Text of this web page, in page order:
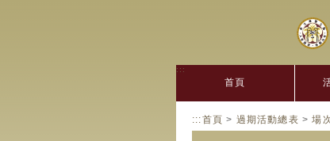
:::
首頁
:::首頁 > 過期活動總表 >場